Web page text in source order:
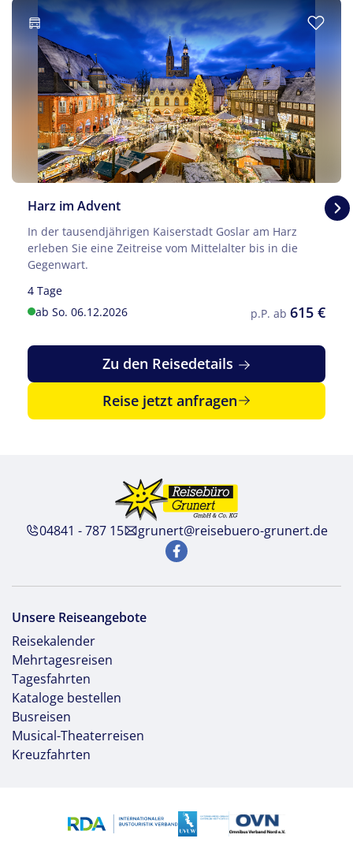
© Gehkah - stock.adobe.com
Harz im Advent
In der tausendjährigen Kaiserstadt Goslar am Harz
erleben Sie eine Zeitreise vom Mittelalter bis in die
Gegenwart.
4 Tage
ab So. 06.12.2026
p.P. ab 615 €
Zu den Reisedetails
Reise jetzt anfragen
04841 - 787 15 grunert@reisebuero-grunert.de
Unsere Reiseangebote
Reisekalender
Mehrtagesreisen
Tagesfahrten
Kataloge bestellen
Busreisen
Musical-Theaterreisen
Kreuzfahrten